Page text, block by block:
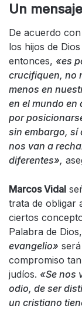
Un
De acuerdo
los hijos de
entonces, «es
crucifiquen, no
menos en
en el mundo en
por
sin embargo, sí
nos van a
diferentes»,
Marcos Vidal
trata de obligar
ciertos
Palabra de
evangelio»
compromiso
judíos. «Se nos
odio, de ser
un cristiano